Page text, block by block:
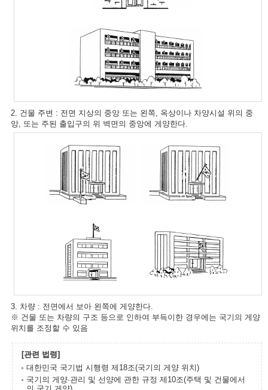
2. 건물 주변 : 전면 지상의 중앙 또는 왼쪽, 옥상이나 차양시설 위의 중
앙, 또는 주된 출입구의 위 벽면의 중앙에 게양한다.
3. 차량 : 전면에서 보아 왼쪽에 게양한다.
※ 건물 또는 차량의 구조 등으로 인하여 부득이한 경우에는 국기의 게양
위치를 조정할 수 있음
[관련 법령]
대한민국 국기법 시행령 제18조(국기의 게양 위치)
국기의 게양·관리 및 선양에 관한 규정 제10조(주택 및 건물에서